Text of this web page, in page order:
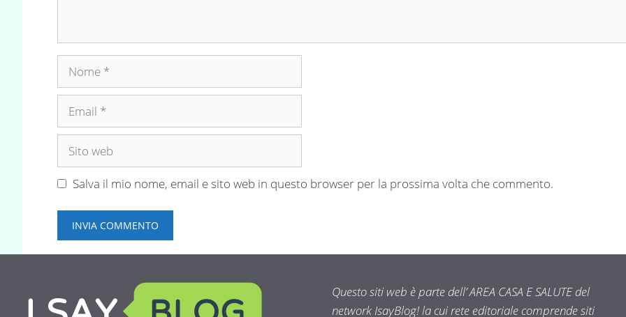
Salva il mio nome, email e sito web in questo browser per la prossima volta che commento.
Questo siti web è parte dell’ AREA CASA E SALUTE del
network IsayBlog! la cui rete editoriale comprende siti